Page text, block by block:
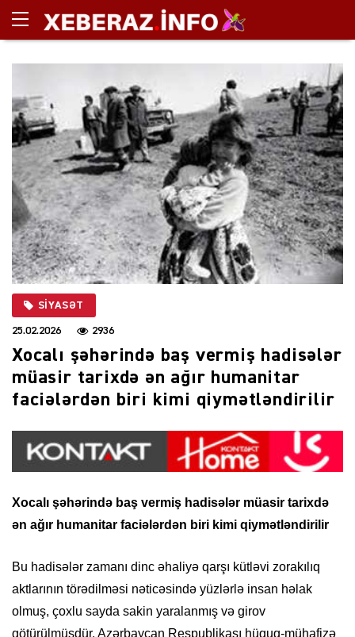
SIYASƏT
25.02.2026 2936
Xocalı şəhərində baş vermiş hadisələr
müasir tarixdə ən ağır humanitar
faciələrdən biri kimi qiymətləndirilir
Xocalı şəhərində baş vermiş hadisələr müasir tarixdə
ən ağır humanitar faciələrdən biri kimi qiymətləndirilir
Bu hadisələr zamanı dinc əhaliyə qarşı kütləvi zorakılıq
aktlarının törədilməsi nəticəsində yüzlərlə insan həlak
olmuş, çoxlu sayda sakin yaralanmış və girov
götürülmüşdür. Azərbaycan Respublikası hüquq-mühafizə